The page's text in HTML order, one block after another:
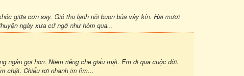
giữa cơn say. Gió thu lạnh nỗi buồn bủa vây kín. Hai mươi
ngày xưa cứ ngỡ như hôm qua...
ngân gọi hồn. Niềm riêng che giấu mặt. Em đi qua cuộc đời.
chặt. Chiểu rơi nhanh im lìm...